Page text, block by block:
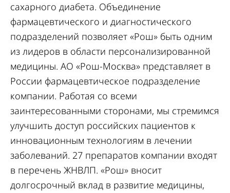
сахарного диабета. Объединение
фармацевтического и диагностического
подразделений позволяет «Рош» быть одним
из лидеров в области персонализированной
медицины. АО «Рош-Москва» представляет в
России фармацевтическое подразделение
компании. Работая со всеми
заинтересованными сторонами, мы стремимся
улучшить доступ российских пациентов к
инновационным технологиям в лечении
заболеваний. 27 препаратов компании входят
в перечень ЖНВЛП. «Рош» вносит
долгосрочный вклад в развитие медицины,